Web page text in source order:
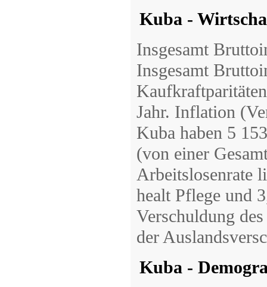
Kuba -
Insgesamt
Insgesamt
Jahr. Inflation
Kuba haben 5
(von einer
Arbeitslosenrate
healt Pflege und
Verschuldung
der
Kuba -